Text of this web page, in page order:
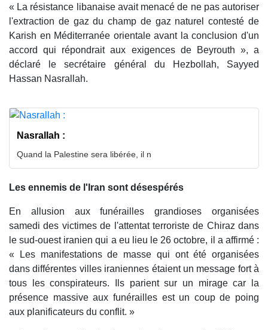
« La résistance libanaise avait menacé de ne pas autoriser
l'extraction de gaz du champ de gaz naturel contesté de
Karish en Méditerranée orientale avant la conclusion d'un
accord qui répondrait aux exigences de Beyrouth », a
déclaré le secrétaire général du Hezbollah, Sayyed
Hassan Nasrallah.
Nasrallah :
Quand la Palestine sera libérée, il n
Les ennemis de l'Iran sont désespérés
En allusion aux funérailles grandioses organisées
samedi des victimes de l'attentat terroriste de Chiraz dans
le sud-ouest iranien qui a eu lieu le 26 octobre, il a affirmé :
« Les manifestations de masse qui ont été organisées
dans différentes villes iraniennes étaient un message fort à
tous les conspirateurs. Ils parient sur un mirage car la
présence massive aux funérailles est un coup de poing
aux planificateurs du conflit. »